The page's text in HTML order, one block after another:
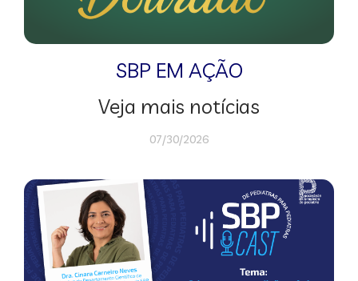
SBP EM AÇÃO
Veja mais notícias
07/30/2026